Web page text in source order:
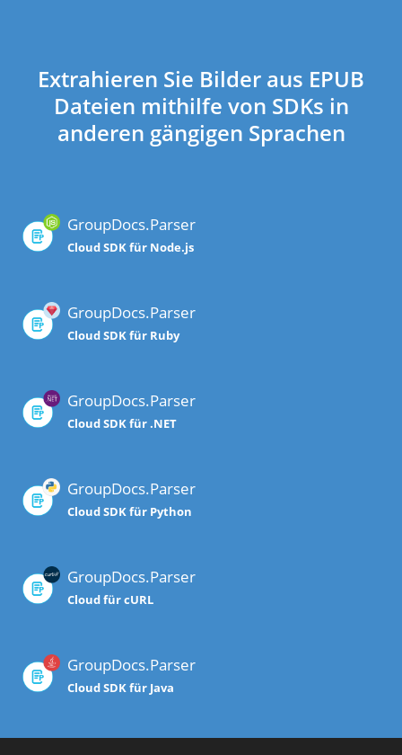
Extrahieren Sie Bilder aus EPUB
Dateien mithilfe von SDKs in
anderen gängigen Sprachen
GroupDocs.Parser
Cloud SDK für Node.js
GroupDocs.Parser
Cloud SDK für Ruby
GroupDocs.Parser
Cloud SDK für .NET
GroupDocs.Parser
Cloud SDK für Python
GroupDocs.Parser
Cloud für cURL
GroupDocs.Parser
Cloud SDK für Java